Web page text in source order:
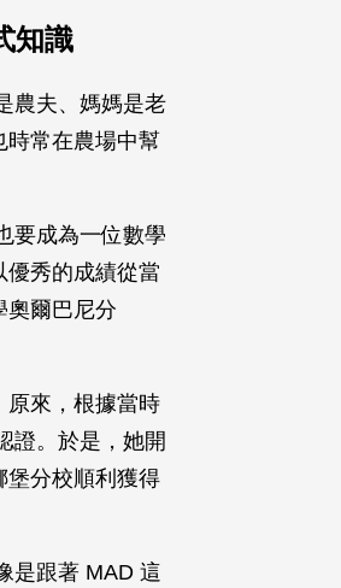
知識
農夫、媽媽是老
時常在農場中幫
要成為一位數學
優秀的成績從當
奧爾巴尼分
原來，根據當時
證。於是，她開
堡分校順利獲得
是跟著 MAD 這